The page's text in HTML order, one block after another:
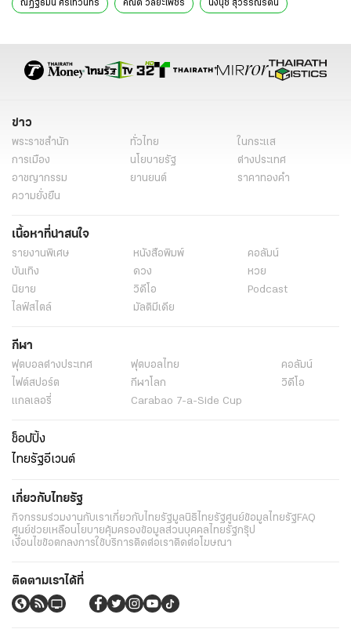
ณัฏฐ์ธมน ศรีเทวินทร์ คณิต วัลยะเพ็ชร์ นงนุช สุวรรณรัตน์
ข่าว
พระราชสำนัก ทั่วไทย
ในกระแส
การเมือง
นโยบายรัฐ
ต่างประเทศ
อาชญากรรม
ยานยนต์
ราคาทองคำ
ความยั่งยืน
เนื้อหาที่น่าสนใจ
รายงานพิเศษ หนังสือพิมพ์
คอลัมน์
บันเทิง
ดวง
หวย
นิยาย
วิดีโอ
Podcast
ไลฟ์สไตล์
มัลติมีเดีย
กีฬา
ฟุตบอลต่่างประเทศ ฟุตบอลไทย
คอลัมน์
ไฟต์สปอร์ต
กีฬาโลก
วิดีโอ
แกลเลอรี่
Carabao 7-a-Side Cup
ช็อปปิ้ง
ไทยรัฐอีเวนต์
เกี่ยวกับไทยรัฐ
กิจกรรมร่วมงานกับเราเกี่ยวกับไทยรัฐมูลนิธิไทยรัฐศูนย์ข้อมูลไทยรัฐFAQ
ศูนย์ช่วยเหลือนโยบายคุ้มครองข้อมูลส่วนบุคคลไทยรัฐกรุ๊ป
เงื่อนไขข้อตกลงการใช้บริการติดต่อเราติดต่อโฆษณา
ติดตามเราได้ที่